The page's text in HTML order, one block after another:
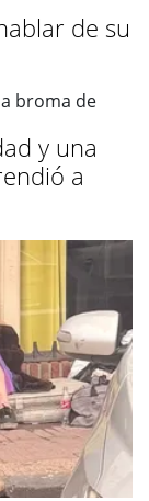
de su
y una
a